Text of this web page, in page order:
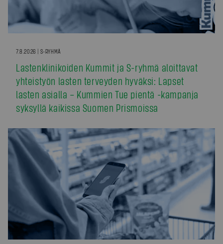
7.8.2026 | S-RYHMÄ
Lastenklinikoiden Kummit ja S-ryhmä aloittavat
yhteistyön lasten terveyden hyväksi: Lapset
lasten asialla – Kummien Tue pientä -kampanja
syksyllä kaikissa Suomen Prismoissa